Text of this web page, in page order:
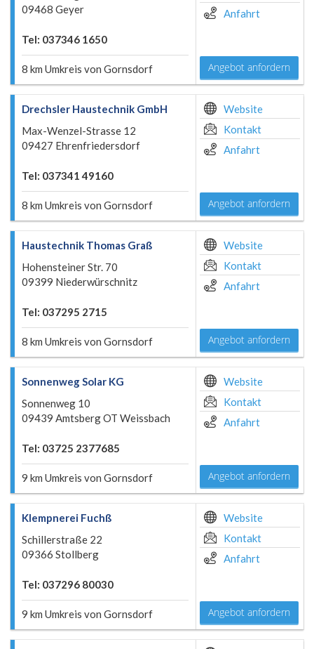
09468 Geyer
Tel: 037346 1650
8 km Umkreis von Gornsdorf
Anfahrt
Angebot anfordern
Drechsler Haustechnik GmbH
Max-Wenzel-Strasse 12
09427 Ehrenfriedersdorf
Tel: 037341 49160
8 km Umkreis von Gornsdorf
Website
Kontakt
Anfahrt
Angebot anfordern
Haustechnik Thomas Graß
Hohensteiner Str. 70
09399 Niederwürschnitz
Tel: 037295 2715
8 km Umkreis von Gornsdorf
Website
Kontakt
Anfahrt
Angebot anfordern
Sonnenweg Solar KG
Sonnenweg 10
09439 Amtsberg OT Weissbach
Tel: 03725 2377685
9 km Umkreis von Gornsdorf
Website
Kontakt
Anfahrt
Angebot anfordern
Klempnerei Fuchß
Schillerstraße 22
09366 Stollberg
Tel: 037296 80030
9 km Umkreis von Gornsdorf
Website
Kontakt
Anfahrt
Angebot anfordern